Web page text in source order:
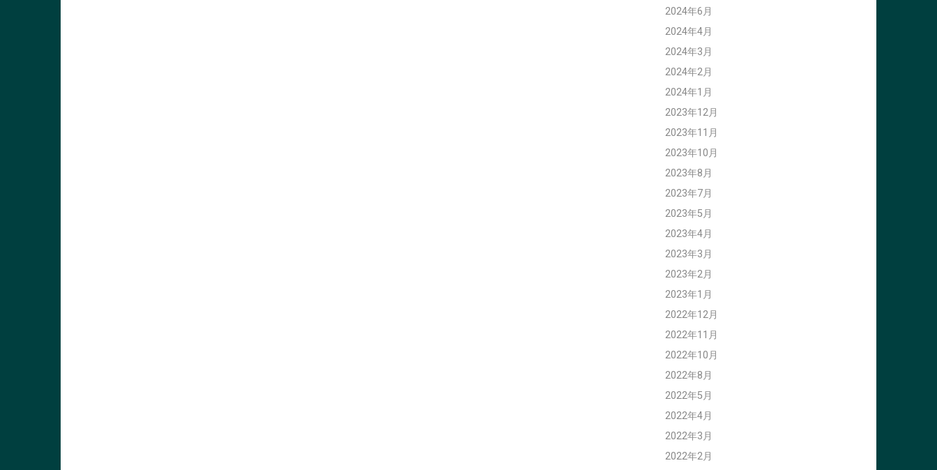
2024年6月
2024年4月
2024年3月
2024年2月
2024年1月
2023年12月
2023年11月
2023年10月
2023年8月
2023年7月
2023年5月
2023年4月
2023年3月
2023年2月
2023年1月
2022年12月
2022年11月
2022年10月
2022年8月
2022年5月
2022年4月
2022年3月
2022年2月